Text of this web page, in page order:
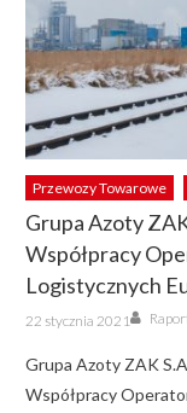
Przewozy Towarowe
Grupa Azoty
Współpracy
Logistycznych
Posted
on
22 stycznia 2021
Grupa Azoty ZAK
Współpracy